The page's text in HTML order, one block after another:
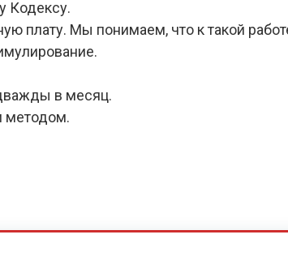
Кодексу.
плату. Мы понимаем, что к такой
в месяц.
методом.